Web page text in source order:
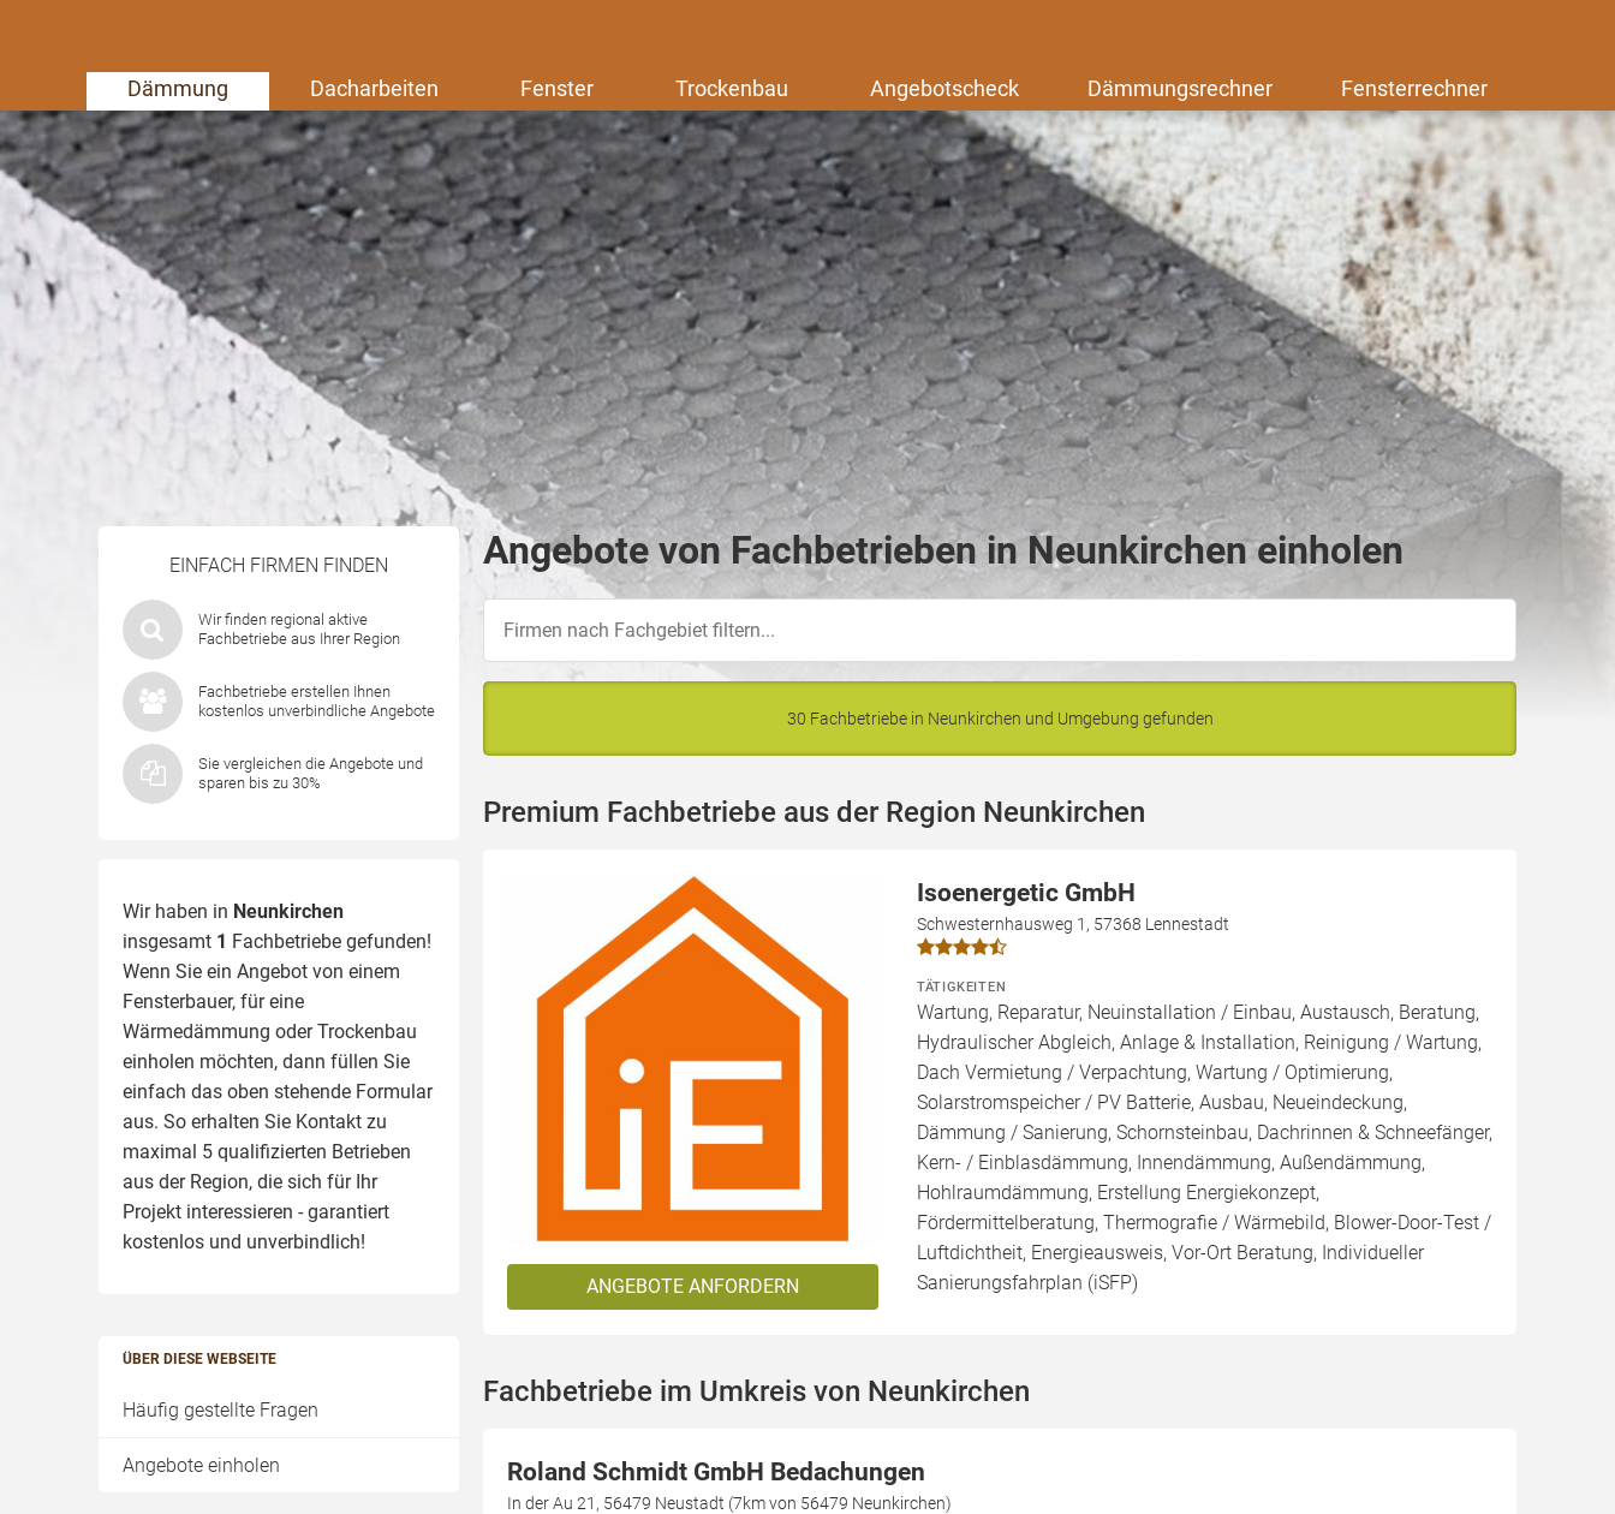
Dämmung Dacharbeiten Fenster Trockenbau Angebotscheck Dämmungsrechner Fensterrechner
EINFACH FIRMEN FINDEN
Wir finden regional aktive
Fachbetriebe aus Ihrer Region
Fachbetriebe erstellen Ihnen
kostenlos unverbindliche Angebote
Sie vergleichen die Angebote und
sparen bis zu 30%
Wir haben in Neunkirchen
insgesamt 1 Fachbetriebe gefunden!
Wenn Sie ein Angebot von einem
Fensterbauer, für eine
Wärmedämmung oder Trockenbau
einholen möchten, dann füllen Sie
einfach das oben stehende Formular
aus. So erhalten Sie Kontakt zu
maximal 5 qualifizierten Betrieben
aus der Region, die sich für Ihr
Projekt interessieren - garantiert
kostenlos und unverbindlich!
ÜBER DIESE WEBSEITE
Häufig gestellte Fragen
Angebote einholen
Angebote von Fachbetrieben in Neunkirchen einholen
30 Fachbetriebe in Neunkirchen und Umgebung gefunden
Premium Fachbetriebe aus der Region Neunkirchen
ANGEBOTE ANFORDERN
Isoenergetic GmbH
Schwesternhausweg 1, 57368 Lennestadt
TÄTIGKEITEN
Wartung, Reparatur, Neuinstallation / Einbau, Austausch, Beratung,
Hydraulischer Abgleich, Anlage & Installation, Reinigung / Wartung,
Dach Vermietung / Verpachtung, Wartung / Optimierung,
Solarstromspeicher / PV Batterie, Ausbau, Neueindeckung,
Dämmung / Sanierung, Schornsteinbau, Dachrinnen & Schneefänger,
Kern- / Einblasdämmung, Innendämmung, Außendämmung,
Hohlraumdämmung, Erstellung Energiekonzept,
Fördermittelberatung, Thermografie / Wärmebild, Blower-Door-Test /
Luftdichtheit, Energieausweis, Vor-Ort Beratung, Individueller
Sanierungsfahrplan (iSFP)
Fachbetriebe im Umkreis von Neunkirchen
Roland Schmidt GmbH Bedachungen
In der Au 21, 56479 Neustadt (7km von 56479 Neunkirchen)